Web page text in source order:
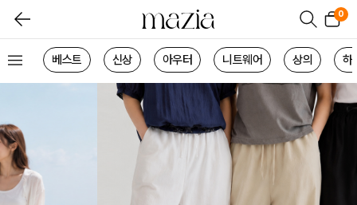
0
베스트 신상 아우터 니트웨어 상의 하